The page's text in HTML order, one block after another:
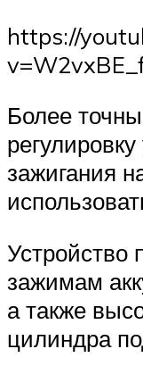
https://
Более
зажигания
Устройство
зажимам
а также
цилиндра